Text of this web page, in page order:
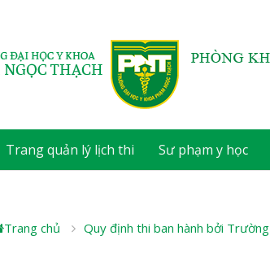
Trang quản lý lịch thi Sư phạm y học
Trang chủ Quy định thi ban hành bởi Trường